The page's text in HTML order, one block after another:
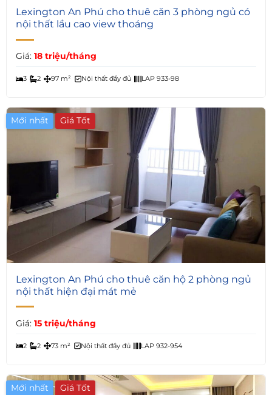
5
Lexington An Phú cho thuê căn 3 phòng ngủ có
nội thất lầu cao view thoáng
Giá: 18 triệu/tháng
3 2 97 m² Nội thất đầy đủ LAP 933-98
Mới nhất Giá Tốt
5
Lexington An Phú cho thuê căn hộ 2 phòng ngủ
nội thất hiện đại mát mẻ
Giá: 15 triệu/tháng
2 2 73 m² Nội thất đầy đủ LAP 932-954
Mới nhất Giá Tốt